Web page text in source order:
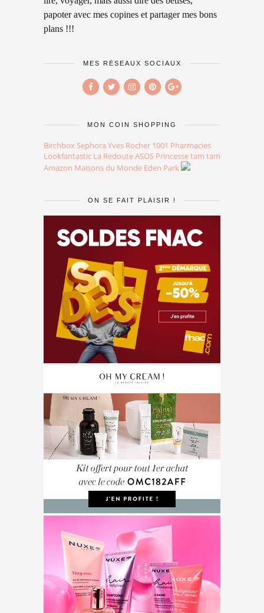
papoter avec mes copines et partager mes bons
plans !!!
MES RÉSEAUX SOCIAUX
MON COIN SHOPPING
Birchbox Sephora Yves Rocher 1001 Pharmacies
Lookfantastic La RedouteASOS Princesse tam tam
Amazon Maisons du Monde Eden Park
ON SE FAIT PLAISIR !